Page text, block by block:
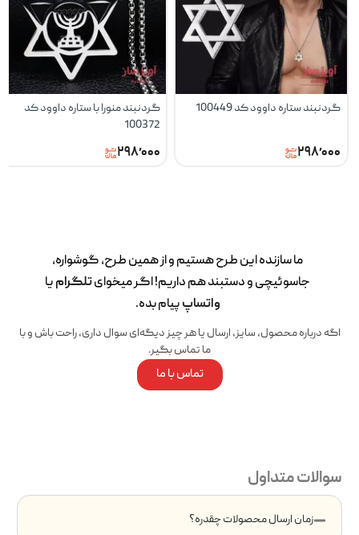
گردنبند ستاره داوود کد 100449
۲۹۸٬۰۰۰
گردنبند منورا با ستاره داوود کد
100372
۲۹۸٬۰۰۰
ما سازنده این طرح‌ هستیم و از همین طرح، گوشواره،
جاسوئیچی و دستبند هم داریم! اگر میخوایتلگرامیا
واتساپپیام بده.
اگه درباره محصول، سایز، ارسال یا هر چیز دیگه‌ای سوال داری، راحت باش و با
ما تماس بگیر.
تماس با ما
سوالات متداول
زمان ارسال محصولات چقدره؟